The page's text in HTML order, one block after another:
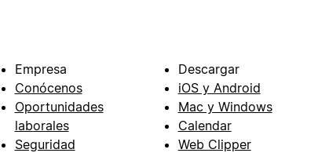
Empresa
Conócenos
Oportunidades
laborales
Seguridad
Descargar
iOS y Android
Mac y Windows
Calendar
Web Clipper